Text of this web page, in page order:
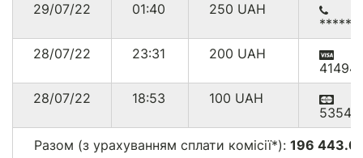
29/07/22
01:40 250 UAH
28/07/22
23:31 200 UAH
28/07/22
18:53 100 UAH
Разом (з урахуванням сплати комісії*): 196